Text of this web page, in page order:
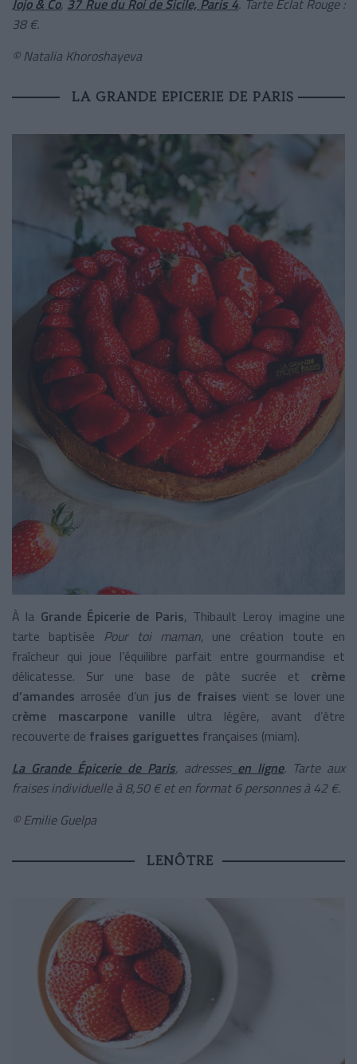
Jojo & Co, 37 Rue du Roi de Sicile, Paris 4. Tarte Éclat Rouge :
38 €.
© Natalia Khoroshayeva
LA GRANDE EPICERIE DE PARIS
À la Grande Épicerie de Paris, Thibault Leroy imagine une
tarte baptisée Pour toi maman, une création toute en
fraîcheur qui joue l’équilibre parfait entre gourmandise et
délicatesse. Sur une base de pâte sucrée et crème
d’amandes arrosée d’un jus de fraises vient se lover une
crème mascarpone vanille ultra légère, avant d’être
recouverte de fraises gariguettes françaises (miam).
La Grande Épicerie de Paris, adresses en ligne. Tarte aux
fraises individuelle à 8,50 € et en format 6 personnes à 42 €.
© Emilie Guelpa
LENÔTRE